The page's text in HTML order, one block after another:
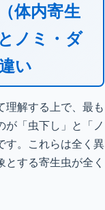
体内寄生
ノミ・ダ
い
理解する上で、最も
が「虫下し」と「ノ
す。これらは全く異
とする寄生虫が全く